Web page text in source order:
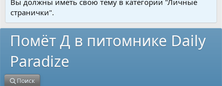
Вы должны иметь свою тему в категории "Личные
странички".
Помёт Д в питомнике Daily
Paradize
Поиск